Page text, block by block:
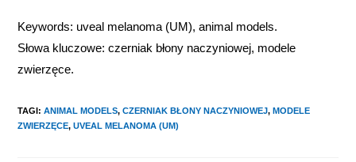
Keywords: uveal melanoma (UM), animal models.
Słowa kluczowe: czerniak błony naczyniowej, modele
zwierzęce.
TAGI:ANIMAL MODELS, CZERNIAK BŁONY NACZYNIOWEJ, MODELE
ZWIERZĘCE, UVEAL MELANOMA (UM)